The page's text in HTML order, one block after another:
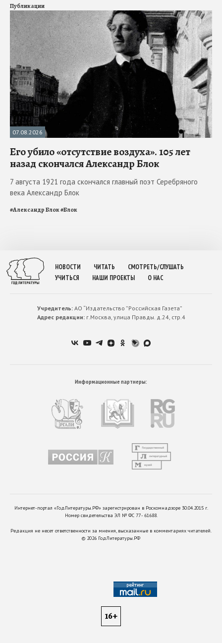
Публикации
07.08.2026
Его убило «отсутствие воздуха». 105 лет
назад скончался Александр Блок
7 августа 1921 года скончался главный поэт Серебряного
века Александр Блок
#Александр Блок#Блок
НОВОСТИ ЧИТАТЬ
СМОТРЕТЬ/СЛУШАТЬ
УЧИТЬСЯ
НАШИ ПРОЕКТЫ О НАС
Учредитель:АО “Издательство ”Российская Газета”
Адрес редакции:г.Москва, улица Правды. д.24, стр.4
Информационные партнеры:
Интернет-портал «ГодЛитературы.РФ» зарегистрирован в Роскомнадзоре 30.04.2015 г.
Номер свидетельства ЭЛ № ФС 77 - 61688.
Редакция не несет ответственности за мнения, высказанные в комментариях читателей.
© 2026 ГодЛитературы.РФ
16+